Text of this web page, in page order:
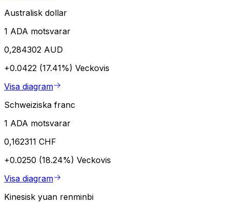
Australisk dollar
1 ADA motsvarar
0,284302 AUD
+0.0422 (17.41%) Veckovis
Visa diagram
Schweiziska franc
1 ADA motsvarar
0,162311 CHF
+0.0250 (18.24%) Veckovis
Visa diagram
Kinesisk yuan renminbi